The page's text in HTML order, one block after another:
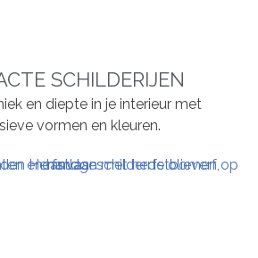
SCHILDERIJEN
en diepte in je interieur met
vormen en kleuren.